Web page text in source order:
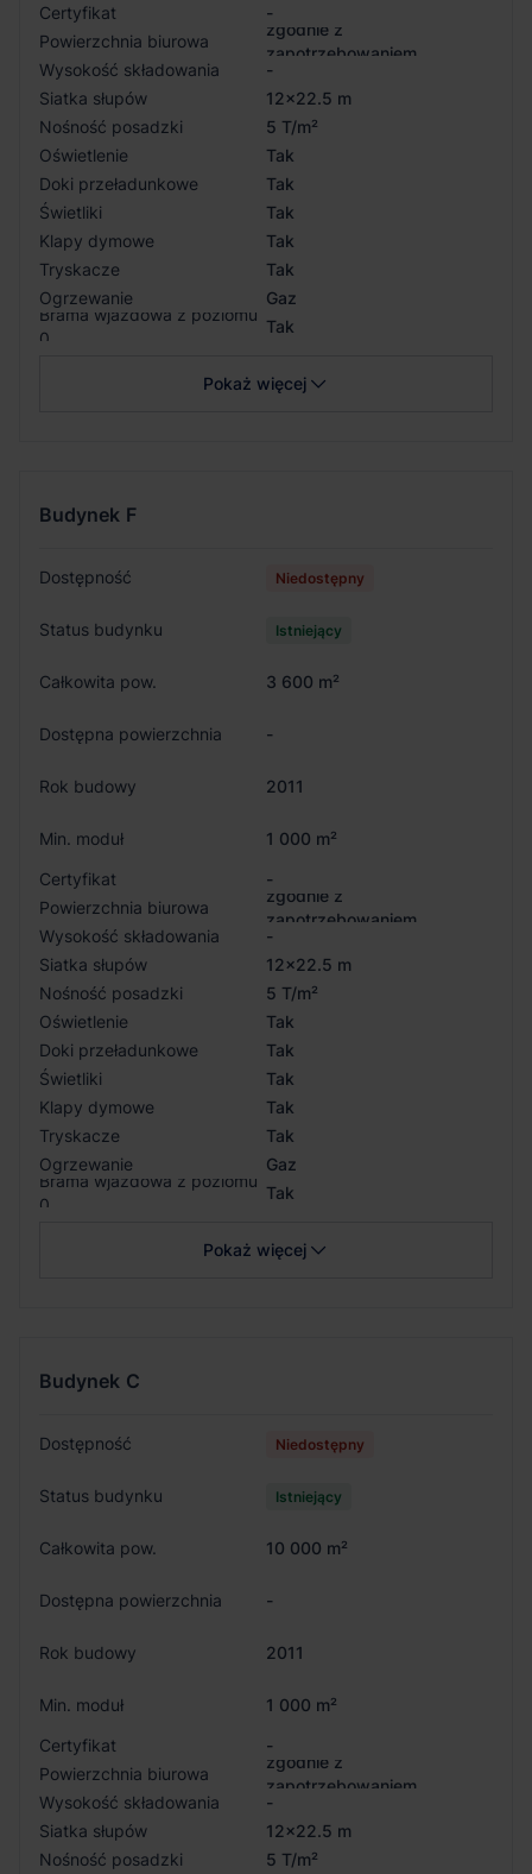
Certyfikat
-
Powierzchnia biurowa
zgodnie z
zapotrzebowaniem
Wysokość składowania
-
Siatka słupów
12x22.5 m
Nośność posadzki
5 T/m²
Oświetlenie
Tak
Doki przeładunkowe
Tak
Świetliki
Tak
Klapy dymowe
Tak
Tryskacze
Tak
Ogrzewanie
Gaz
Brama wjazdowa z poziomu
0
Tak
Pokaż więcej
Budynek F
Dostępność Niedostępny
Status budynku Istniejący
Całkowita pow. 3 600 m²
Dostępna powierzchnia -
Rok budowy 2011
Min. moduł
1 000 m²
Certyfikat
-
Powierzchnia biurowa
zgodnie z
zapotrzebowaniem
Wysokość składowania
-
Siatka słupów
12x22.5 m
Nośność posadzki
5 T/m²
Oświetlenie
Tak
Doki przeładunkowe
Tak
Świetliki
Tak
Klapy dymowe
Tak
Tryskacze
Tak
Ogrzewanie
Gaz
Brama wjazdowa z poziomu
0
Tak
Pokaż więcej
Budynek C
Dostępność Niedostępny
Status budynku Istniejący
Całkowita pow. 10 000 m²
Dostępna powierzchnia -
Rok budowy 2011
Min. moduł
1 000 m²
Certyfikat
-
Powierzchnia biurowa
zgodnie z
zapotrzebowaniem
Wysokość składowania
-
Siatka słupów
12x22.5 m
Nośność posadzki
5 T/m²